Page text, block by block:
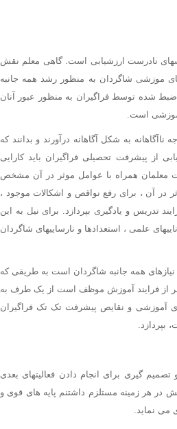
نادرست ارزشیابی است. گاهی معلم نقش
موزشی شاگردان به منظور رشد همه جانبه
ضبط شده توسط فراگیران به منظور عبور آنان
آموزشی است.
به شکل آگاهانه درآورند و بدانند که
از پیشرفت تحصیلی فراگیران باید کارایی
معلمان همراه با عوامل موثر در آن مشخص
در آن ، برای رفع نواقص و اشکالات موجود ،
تدریس و یادگیری بپردازد. برای نیل به این
علمی ، استعدادها و نارساییهای شاگردان
همه جانبه شاگردان است به طریقی که
از فرایند آموزش موظف است از یک طرف به
آموزشی و نقایص پیشرفت تک تک فراگیران
گیری برای انجام دادن فعالیتهای بعدی
در هر زمینه مستلزم داشتنم پایه های قوی و
می نماید.